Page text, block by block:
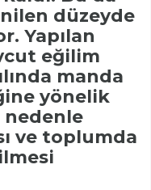
düzeyde
Yapılan
eğilim
manda
yönelik
ve toplumda